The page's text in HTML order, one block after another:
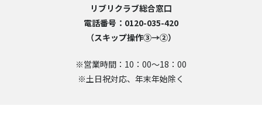
リブリクラブ総合窓口
電話番号：0120-035-420
（スキップ操作③→②）
※営業時間：10：00～18：00
※土日祝対応、年末年始除く